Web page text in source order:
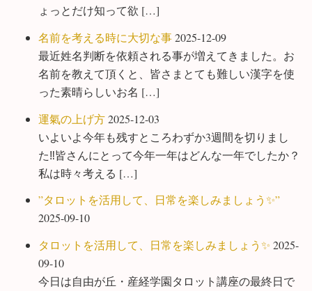
ょっとだけ知って欲 […]
名前を考える時に大切な事2025-12-09
最近姓名判断を依頼される事が増えてきました。お
名前を教えて頂くと、皆さまとても難しい漢字を使
った素晴らしいお名 […]
運氣の上げ方2025-12-03
いよいよ今年も残すところわずか3週間を切りまし
た‼️皆さんにとって今年一年はどんな一年でしたか？
私は時々考える […]
”タロットを活用して、日常を楽しみましょう✨”
2025-09-10
タロットを活用して、日常を楽しみましょう✨ 2025-
09-10
今日は自由が丘・産経学園タロット講座の最終日で